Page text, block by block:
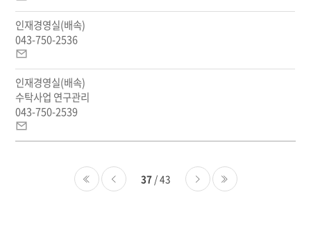
메
일
인재경영실(배속)
043-750-2536
메
일
인재경영실(배속)
수탁사업 연구관리
043-750-2539
메
37 / 43